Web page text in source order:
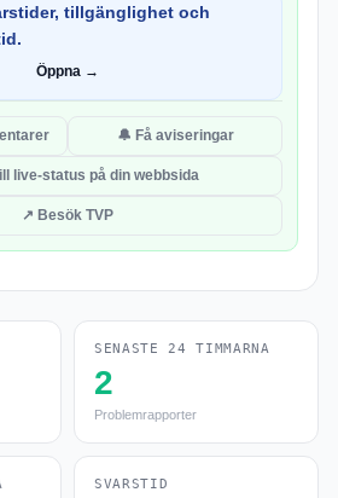
tillgänglighet och
Öppna →
🔔 Få aviseringar
live-status på din webbsida
↗ Besök TVP
SENASTE 24 TIMMARNA
2
Problemrapporter
SVARSTID